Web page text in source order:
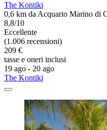
The Kontiki
0,6 km da Acquario Marino di
8,8/10
Eccellente
(1.006 recensioni)
209 €
tasse e oneri inclusi
19 ago - 20 ago
The Kontiki